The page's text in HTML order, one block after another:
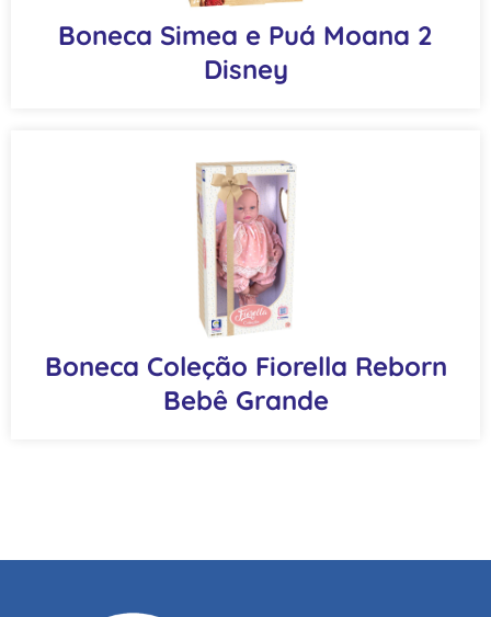
Boneca Simea e Puá Moana 2
Disney
Boneca Coleção Fiorella Reborn
Bebê Grande